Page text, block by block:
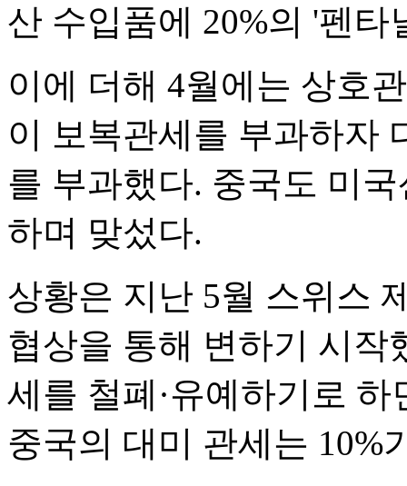
산 수입품에 20%의 '펜
이에 더해 4월에는 상호
이 보복관세를 부과하자
를 부과했다. 중국도 미
하며 맞섰다.
상황은 지난 5월 스위스
협상을 통해 변하기 시작
세를 철폐·유예하기로
중국의 대미 관세는 10%